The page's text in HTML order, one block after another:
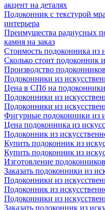
акцент на деталях
Подоконник с текстурой
интерьера
Преимущества радиусных
камня на заказ
Стоимость подоконника из
Сколько стоит подоконник
Производство
Подоконники из
Цена в СПб на подоконники
Подоконники из
Подоконники из
Фигурные подоконники из
Цена подоконника из
Подоконник из
Купить подоконник из
Купить подоконник из
Изготовление
Заказать подоконники из
Подоконники из
Подоконник из
Подоконники из
Заказать подоконник из